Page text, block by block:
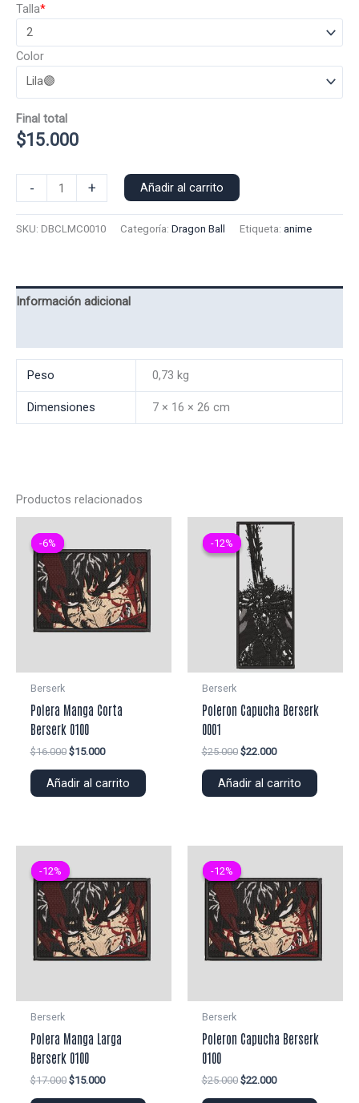
*
Talla
Color
Final total
$15.000
-
Manga
+ Añadir al carrito
SKU: DBCLMC0010 Categoría: Dragon Ball Etiqueta: anime
Información adicional
Peso 0,73 kg
Dimensiones 7 × 16 × 26 cm
Productos relacionados
-6%
-6%
Berserk
Polera Manga Corta
Berserk 0100
$16.000 El
original
$15.000El
actual
Añadir al carrito
-12%
-12%
Berserk
Poleron Capucha Berserk
0001
$25.000 El
original
$22.000El
actual
Añadir al carrito
-12%
-12%
Berserk
Polera Manga Larga
Berserk 0100
$17.000 El
$15.000El
-12%
-12%
Berserk
Poleron Capucha Berserk
0100
$25.000 El
$22.000El